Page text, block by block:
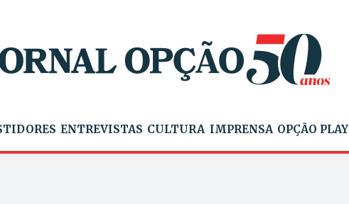
ENTREVISTAS CULTURA IMPRENSA OPÇÃO PLAY